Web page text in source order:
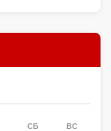
СБ ВС